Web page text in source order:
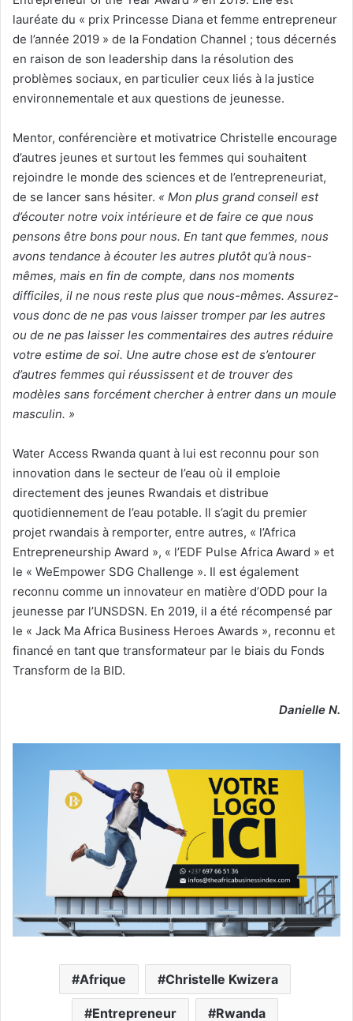
lauréate du « prix Princesse Diana et femme entrepreneur
de l’année 2019 » de la Fondation Channel ; tous décernés
en raison de son leadership dans la résolution des
problèmes sociaux, en particulier ceux liés à la justice
environnementale et aux questions de jeunesse.
Mentor, conférencière et motivatrice Christelle encourage
d’autres jeunes et surtout les femmes qui souhaitent
rejoindre le monde des sciences et de l’entrepreneuriat,
de se lancer sans hésiter. « Mon plus grand conseil est
d’écouter notre voix intérieure et de faire ce que nous
pensons être bons pour nous. En tant que femmes, nous
avons tendance à écouter les autres plutôt qu’à nous-
mêmes, mais en fin de compte, dans nos moments
difficiles, il ne nous reste plus que nous-mêmes. Assurez-
vous donc de ne pas vous laisser tromper par les autres
ou de ne pas laisser les commentaires des autres réduire
votre estime de soi. Une autre chose est de s’entourer
d’autres femmes qui réussissent et de trouver des
modèles sans forcément chercher à entrer dans un moule
masculin. »
Water Access Rwanda quant à lui est reconnu pour son
innovation dans le secteur de l’eau où il emploie
directement des jeunes Rwandais et distribue
quotidiennement de l’eau potable. Il s’agit du premier
projet rwandais à remporter, entre autres, « l’Africa
Entrepreneurship Award », « l’EDF Pulse Africa Award » et
le « WeEmpower SDG Challenge ». Il est également
reconnu comme un innovateur en matière d’ODD pour la
jeunesse par l’UNSDSN. En 2019, il a été récompensé par
le « Jack Ma Africa Business Heroes Awards », reconnu et
financé en tant que transformateur par le biais du Fonds
Transform de la BID.
Danielle N.
Afrique Christelle Kwizera
Entrepreneur Rwanda